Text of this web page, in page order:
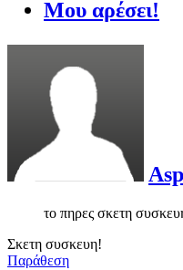
Μου αρέσει!
το πηρες σκετη
Σκετη συσκευη!
Παράθεση